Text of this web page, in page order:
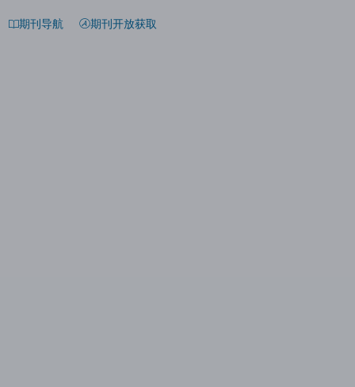
期刊导航 期刊开放获取